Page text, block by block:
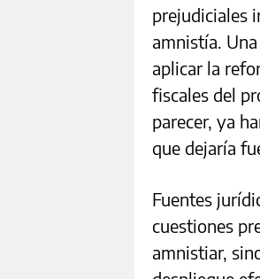
prejudiciales
amnistía.
aplicar la
fiscales del
parecer, ya
que dejaría
Fuentes
cuestiones
amnistiar,